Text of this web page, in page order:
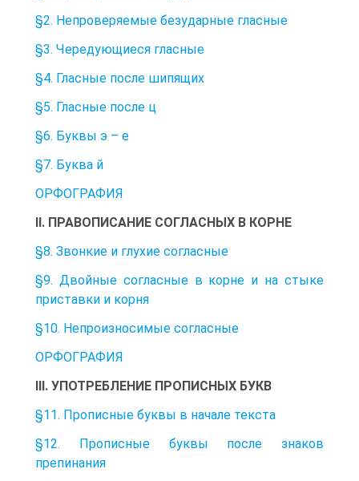
§2. Непроверяемые безударные гласные
§3. Чередующиеся гласные
§4. Гласные после шипящих
§5. Гласные после ц
§6. Буквы э – е
§7. Буква й
ОРФОГРАФИЯ
II. ПРАВОПИСАНИЕ СОГЛАСНЫХ В КОРНЕ
§8. Звонкие и глухие согласные
§9. Двойные согласные в корне и на стыке
приставки и корня
§10. Непроизносимые согласные
ОРФОГРАФИЯ
III. УПОТРЕБЛЕНИЕ ПРОПИСНЫХ БУКВ
§11. Прописные буквы в начале текста
§12. Прописные буквы после знаков
препинания